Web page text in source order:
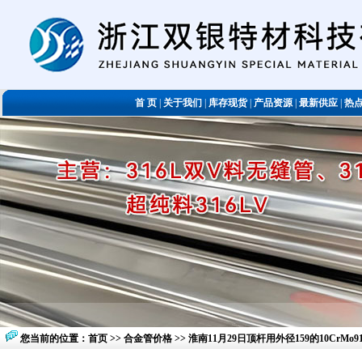
首 页关于我们库存现货|产品资源|最新供应|热
您当前的位置： 首页 >> 合金管价格 >> 淮南11月29日顶杆用外径159的